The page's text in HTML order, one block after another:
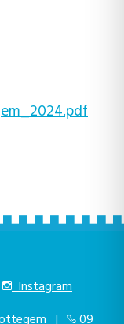
Instagram